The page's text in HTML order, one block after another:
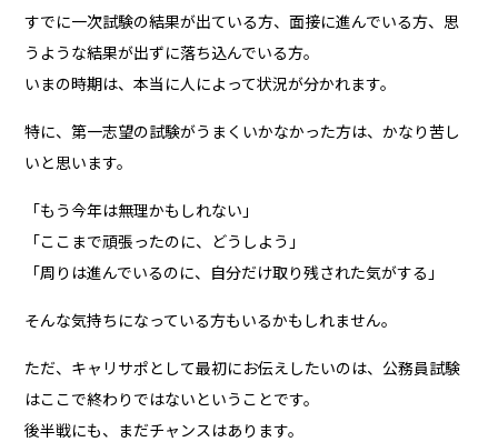
すでに一次試験の結果が出ている方、面接に進んでいる方、思
うような結果が出ずに落ち込んでいる方。
いまの時期は、本当に人によって状況が分かれます。
特に、第一志望の試験がうまくいかなかった方は、かなり苦し
いと思います。
「もう今年は無理かもしれない」
「ここまで頑張ったのに、どうしよう」
「周りは進んでいるのに、自分だけ取り残された気がする」
そんな気持ちになっている方もいるかもしれません。
ただ、キャリサポとして最初にお伝えしたいのは、公務員試験
はここで終わりではないということです。
後半戦にも、まだチャンスはあります。